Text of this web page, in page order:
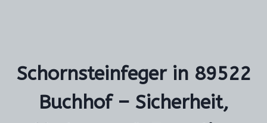
Schornsteinfeger in 89522
Buchhof – Sicherheit,